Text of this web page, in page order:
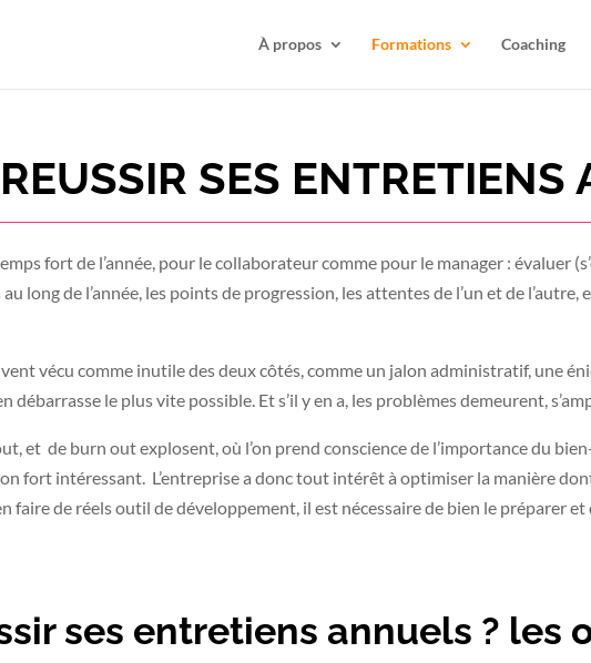
À propos Formations Coaching
SES ENTRETIENS
fort de l’année, pour le collaborateur comme pour le manager : évaluer
long de l’année, les points de progression, les attentes de l’un et de l’autre,
vécu comme inutile des deux côtés, comme un jalon administratif, une
débarrasse le plus vite possible. Et s’il y en a, les problèmes demeurent,
et de burn out explosent, où l’on prend conscience de l’importance du
fort intéressant. L’entreprise a donc tout intérêt à optimiser la manière
faire de réels outil de développement, il est nécessaire de bien le préparer
ses entretiens annuels ? les